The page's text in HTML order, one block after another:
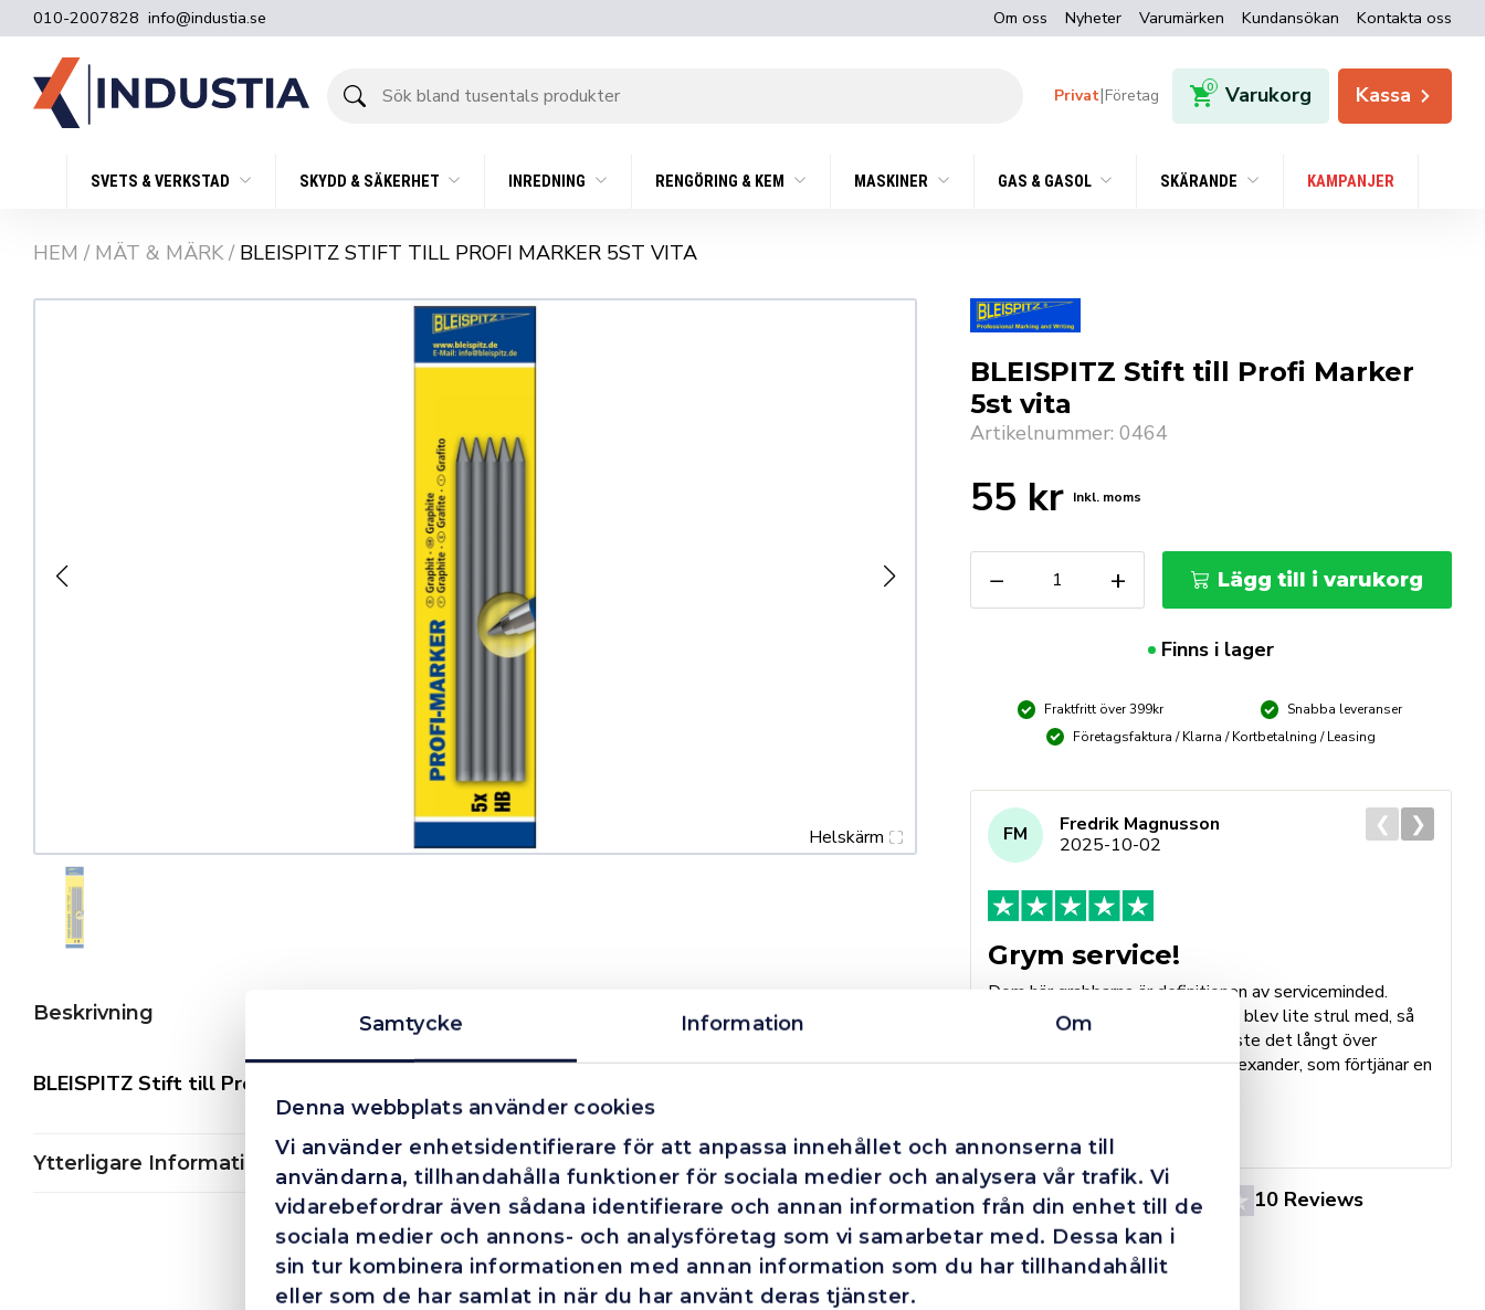
Samtycke Information Om
Denna webbplats använder cookies
Vi använder enhetsidentifierare för att anpassa innehållet och annonserna till
användarna, tillhandahålla funktioner för sociala medier och analysera vår trafik. Vi
vidarebefordrar även sådana identifierare och annan information från din enhet till de
sociala medier och annons- och analysföretag som vi samarbetar med. Dessa kan i
sin tur kombinera informationen med annan information som du har tillhandahållit
eller som de har samlat in när du har använt deras tjänster.
010-2007828 info@industia.se Om oss Nyheter Varumärken Kundansökan Kontakta oss
bland
Privat|Företag 0 Varukorg Kassa
SVETS & VERKSTAD SKYDD & SÄKERHET INREDNING RENGÖRING & KEM MASKINER GAS & GASOL SKÄRANDE KAMPANJER
HEM / MÄT & MÄRK / BLEISPITZ STIFT TILL PROFI MARKER 5ST VITA
Helskärm
BLEISPITZ Stift till Profi Marker
5st vita
Artikelnummer: 0464
55 kr Inkl. moms
−
Stift
till
+ Lägg till i varukorg
Finns i lager
Fraktfritt över 399kr
Snabba leveranser
Företagsfaktura / Klarna / Kortbetalning / Leasing
4.4 10 Reviews
FM
Fredrik Magnusson
2025-10-02
Grym service!
Dom här grabbarna är definitionen av serviceminded.
Trots en billigare order, som det blev lite strul med, så
agerade dom blixtsnabbt och löste det långt över
förväntan. Hade kontakt med Alexander, som förtjänar en
❮ ❯
Beskrivning
BLEISPITZ Stift till Profi Marker 5st vita
Ytterligare Information